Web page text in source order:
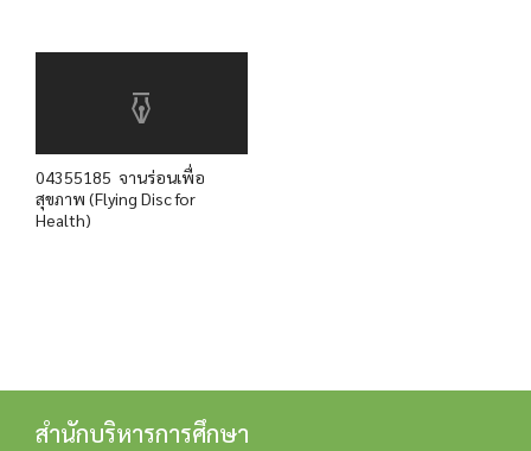
04355185 จานร่อนเพื่อ
สุขภาพ (Flying Disc for
Health)
สำนักบริหารการศึกษา